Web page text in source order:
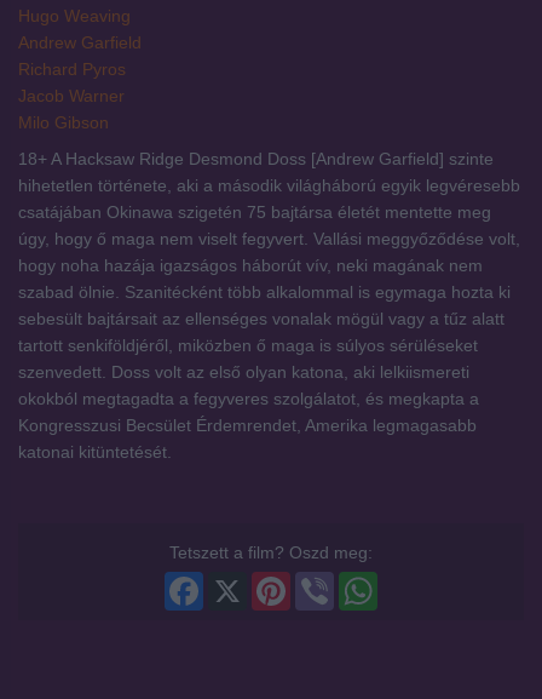
Hugo Weaving
Andrew Garfield
Richard Pyros
Jacob Warner
Milo Gibson
18+ A Hacksaw Ridge Desmond Doss [Andrew Garfield] szinte
hihetetlen története, aki a második világháború egyik legvéresebb
csatájában Okinawa szigetén 75 bajtársa életét mentette meg
úgy, hogy ő maga nem viselt fegyvert. Vallási meggyőződése volt,
hogy noha hazája igazságos háborút vív, neki magának nem
szabad ölnie. Szanitécként több alkalommal is egymaga hozta ki
sebesült bajtársait az ellenséges vonalak mögül vagy a tűz alatt
tartott senkiföldjéről, miközben ő maga is súlyos sérüléseket
szenvedett. Doss volt az első olyan katona, aki lelkiismereti
okokból megtagadta a fegyveres szolgálatot, és megkapta a
Kongresszusi Becsület Érdemrendet, Amerika legmagasabb
katonai kitüntetését.
Tetszett a film? Oszd meg:
Viber
Pinterest
X
Facebook